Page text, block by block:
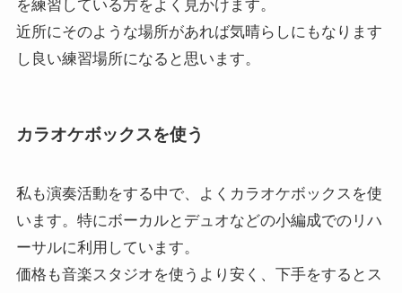
を練習している方をよく見かけます。
近所にそのような場所があれば気晴らしにもなります
し良い練習場所になると思います。
カラオケボックスを使う
私も演奏活動をする中で、よくカラオケボックスを使
います。特にボーカルとデュオなどの小編成でのリハ
ーサルに利用しています。
価格も音楽スタジオを使うより安く、下手をするとス